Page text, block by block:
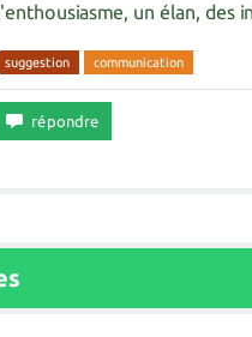
un élan, des
suggestion communication